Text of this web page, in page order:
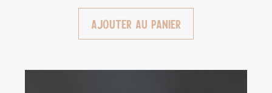
Ajouter au panier